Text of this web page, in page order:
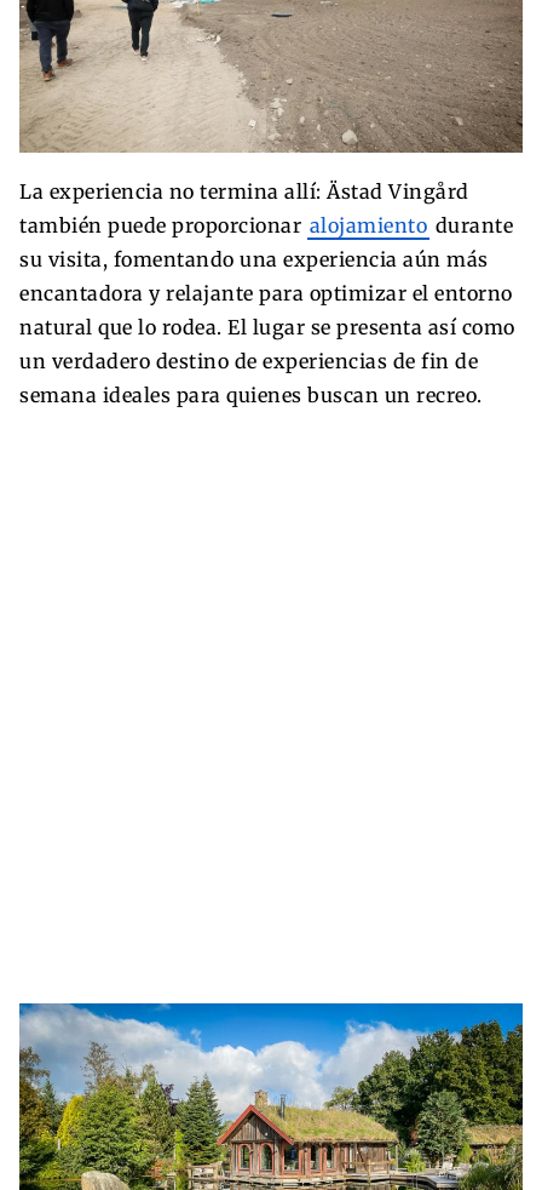
La experiencia no termina allí: Ästad Vingård
también puede proporcionar alojamiento durante
su visita, fomentando una experiencia aún más
encantadora y relajante para optimizar el entorno
natural que lo rodea. El lugar se presenta así como
un verdadero destino de experiencias de fin de
semana ideales para quienes buscan un recreo.